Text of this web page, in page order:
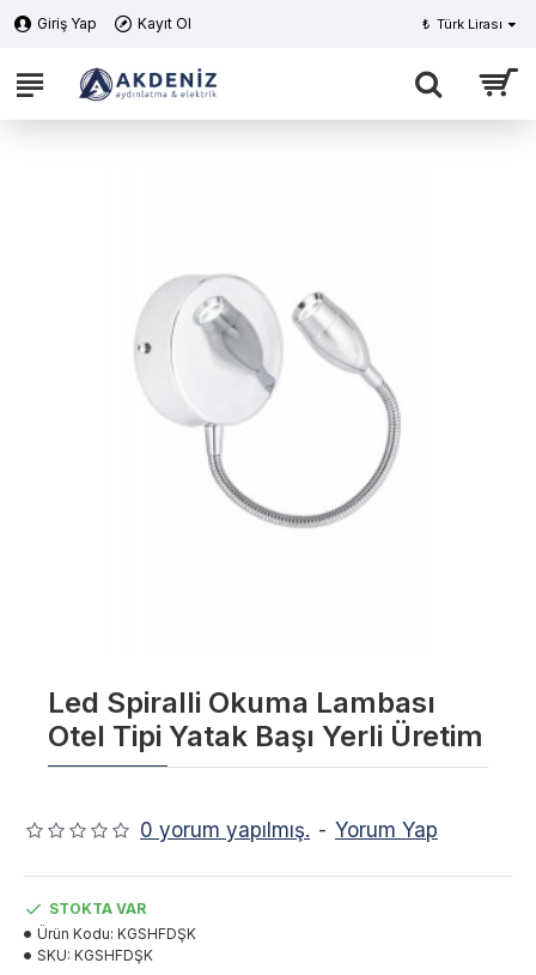
Giriş Yap Kayıt Ol ₺ Türk Lirası
Led Spiralli Okuma Lambası
Otel Tipi Yatak Başı Yerli Üretim
0 yorum yapılmış. - Yorum Yap
STOKTA VAR
Ürün Kodu: KGSHFDŞK
SKU: KGSHFDŞK